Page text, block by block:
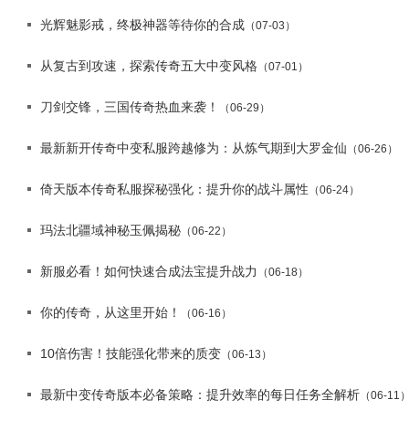
光辉魅影戒，终极神器等待你的合成 （07-03）
从复古到攻速，探索传奇五大中变风格 （07-01）
刀剑交锋，三国传奇热血来袭！ （06-29）
最新新开传奇中变私服跨越修为：从炼气期到大罗金仙 （06-26）
倚天版本传奇私服探秘强化：提升你的战斗属性 （06-24）
玛法北疆域神秘玉佩揭秘 （06-22）
新服必看！如何快速合成法宝提升战力 （06-18）
你的传奇，从这里开始！ （06-16）
10倍伤害！技能强化带来的质变 （06-13）
最新中变传奇版本必备策略：提升效率的每日任务全解析 （06-11